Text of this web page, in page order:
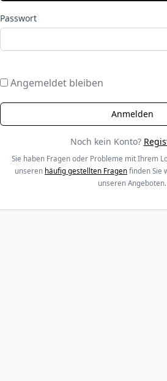
Passwort
Angemeldet bleiben
Noch kein Konto?
Sie haben Fragen oder Probleme mit Ihrem
unseren häufig gestellten Fragen finden Sie
unseren Angeboten.